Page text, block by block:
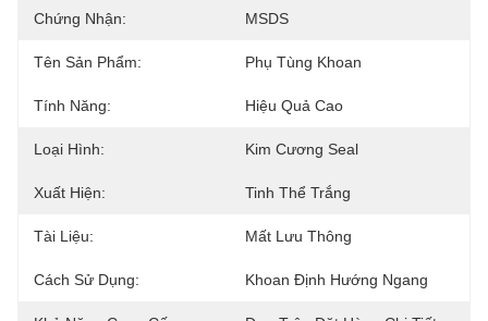
Chứng Nhận: MSDS
Tên Sản Phẩm: Phụ Tùng Khoan
Tính Năng: Hiệu Quả Cao
Loại Hình: Kim Cương Seal
Xuất Hiện: Tinh Thể Trắng
Tài Liệu: Mất Lưu Thông
Cách Sử Dụng: Khoan Định Hướng Ngang